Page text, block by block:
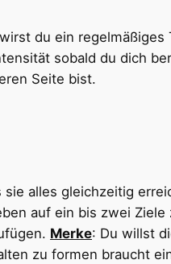
du ein regelmäßiges
sobald du dich
Seite bist.
alles gleichzeitig
auf ein bis zwei
Merke: Du willst
zu formen braucht